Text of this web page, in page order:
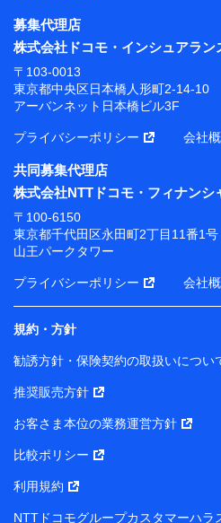
募集代理店
株式会社ドコモ・インシュアラン
〒103-0013
東京都中央区日本橋人形町2-14-10
アーバンネット日本橋ビル3F
プライバシーポリシー 会社
共同募集代理店
株式会社NTTドコモ・フィナンシ
〒100-6150
東京都千代田区永田町2丁目11番1号
山王パークタワー
プライバシーポリシー 会社
規約・方針
勧誘方針・保険契約の取扱いについ
推奨販売方針
お客さま本位の業務運営方針
比較ポリシー
利用規約
NTTドコモグループカスタマーハラ